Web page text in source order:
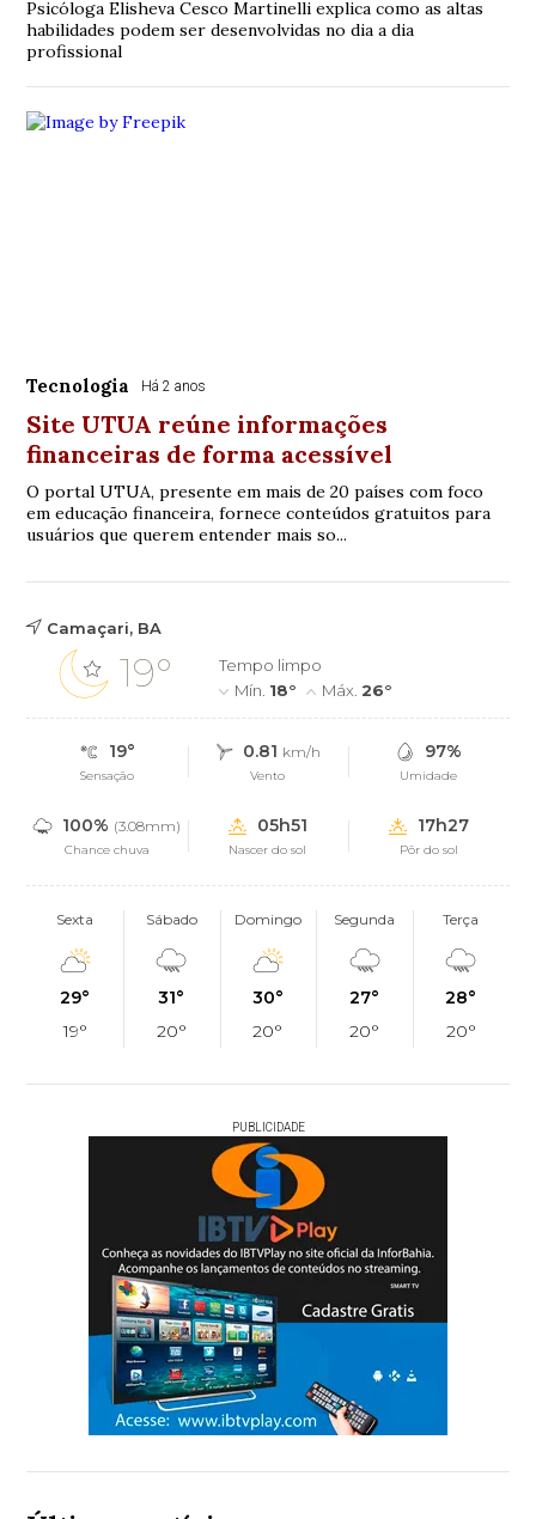
Psicóloga Elisheva Cesco Martinelli explica como as altas
habilidades podem ser desenvolvidas no dia a dia
profissional
Tecnologia Há 2 anos
Site UTUA reúne informações
financeiras de forma acessível
O portal UTUA, presente em mais de 20 países com foco
em educação financeira, fornece conteúdos gratuitos para
usuários que querem entender mais so...
Camaçari, BA
19°
Tempo limpo
Mín. 18° Máx.26°
19°
Sensação
0.81 km/h
Vento
97%
Umidade
100% (3.08mm)
Chance chuva
05h51
Nascer do sol
17h27
Pôr do sol
Sexta
29°
19°
Sábado
31°
20°
Domingo
30°
20°
Segunda
27°
20°
Terça
28°
20°
PUBLICIDADE